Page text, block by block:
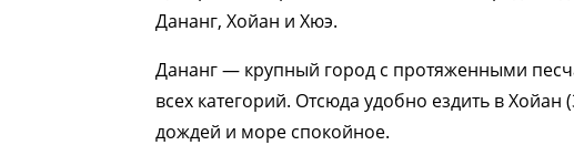
Дананг, Хойан и Хюэ.
Дананг — крупный город с протяженными
всех категорий. Отсюда удобно ездить в
дождей и море спокойное.